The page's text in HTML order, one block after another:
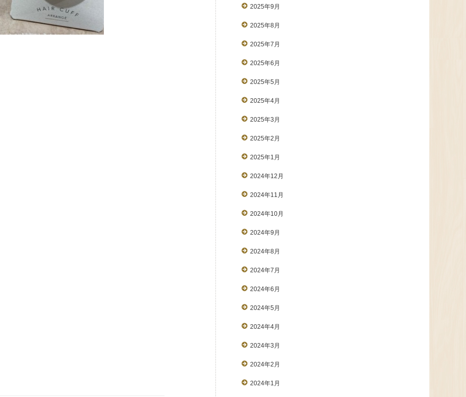
2025年9月
2025年8月
2025年7月
2025年6月
2025年5月
2025年4月
2025年3月
2025年2月
2025年1月
2024年12月
2024年11月
2024年10月
2024年9月
2024年8月
2024年7月
2024年6月
2024年5月
2024年4月
2024年3月
2024年2月
2024年1月